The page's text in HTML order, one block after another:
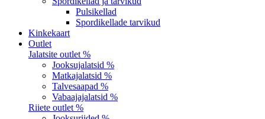
Pulsikellad
Spordikellade tarvikud
Kinkekaart
Outlet
Jalatsite outlet %
Jooksujalatsid %
Matkajalatsid %
Talvesaapad %
Vabaajajalatsid %
Riiete outlet %